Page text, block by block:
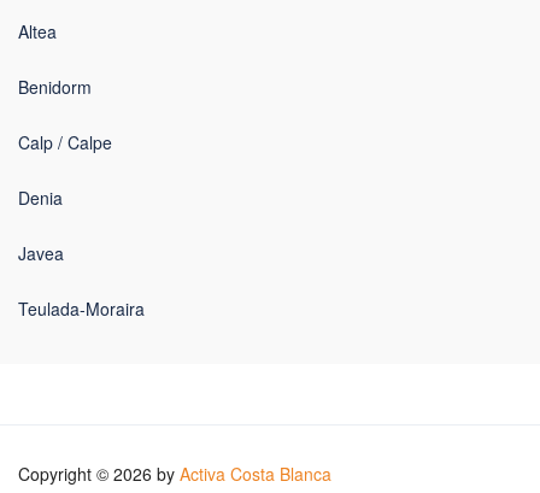
Altea
Benidorm
Calp / Calpe
Denia
Javea
Teulada-Moraira
Copyright © 2026 by Activa Costa Blanca